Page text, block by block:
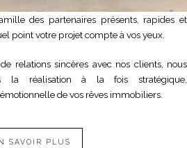
des partenaires présents, rapides et
point votre projet compte à vos yeux.
relations sincères avec nos clients, nous
la réalisation à la fois stratégique,
de vos rêves immobiliers.
SAVOIR PLUS